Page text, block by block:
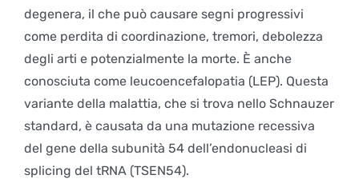
degenera, il che può causare segni progressivi
come perdita di coordinazione, tremori, debolezza
degli arti e potenzialmente la morte. È anche
conosciuta come leucoencefalopatia (LEP). Questa
variante della malattia, che si trova nello Schnauzer
standard, è causata da una mutazione recessiva
del gene della subunità 54 dell’endonucleasi di
splicing del tRNA (TSEN54).